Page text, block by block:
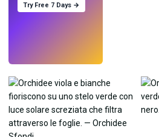
Try Free 7 Days →